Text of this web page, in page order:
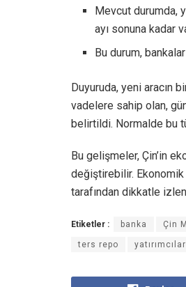
Mevcut durumda,
ayı sonuna kadar
Bu durum,
Duyuruda, yeni aracın
vadelere sahip olan,
belirtildi. Normalde bu
Bu gelişmeler, Çin’in
değiştirebilir. Ekonomik
tarafından dikkatle
Etiketler : banka Çin
ters repo yatırımcılar